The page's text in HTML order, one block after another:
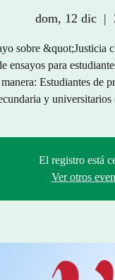
dom, 12 dic
  |
sobre
ensayos para
Estudiantes de
y
El registro está
Ver otros